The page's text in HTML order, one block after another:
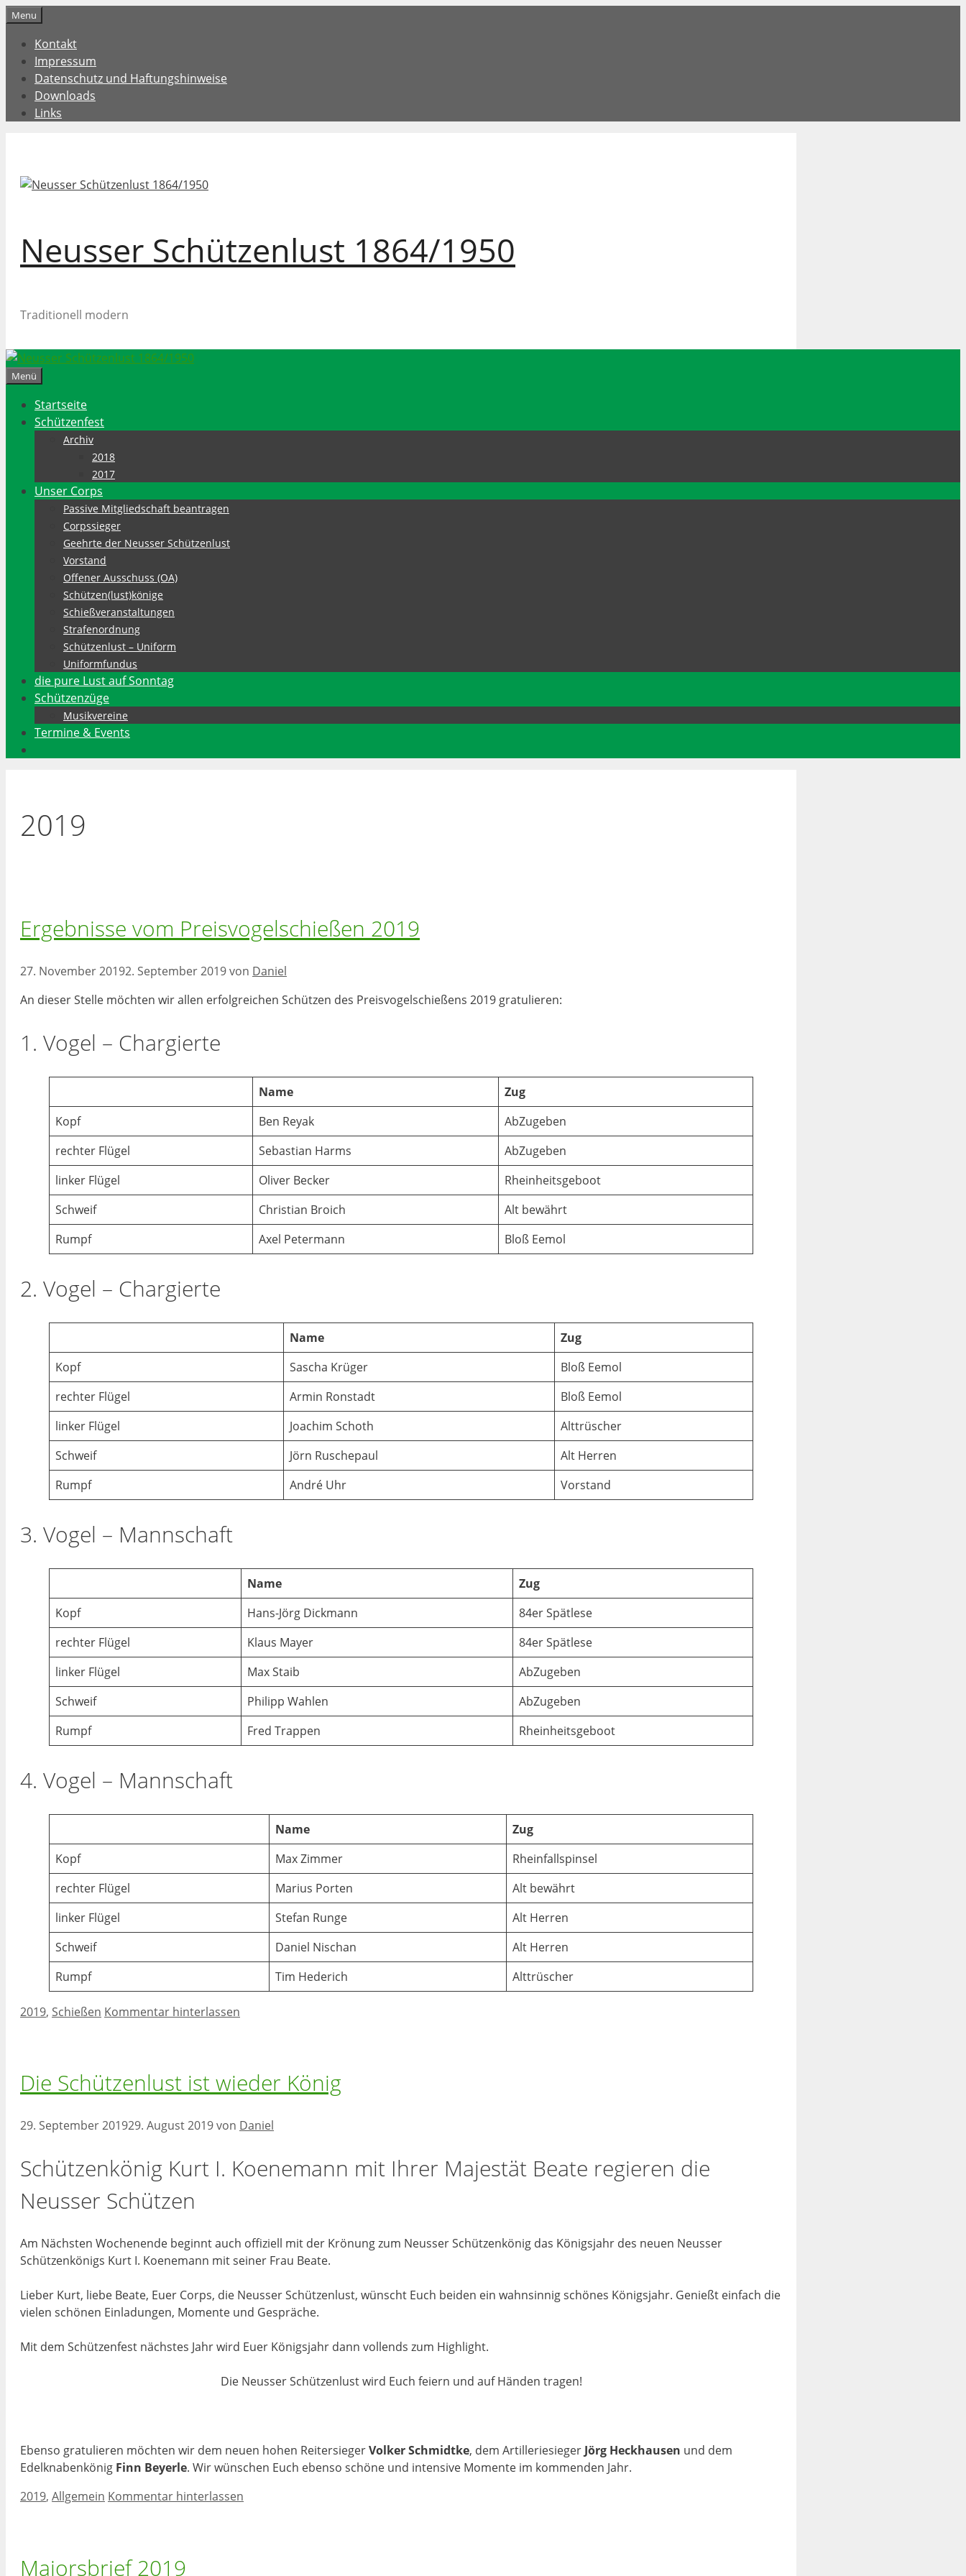
Zum
springen
Menu
Kontakt
Impressum
Datenschutz und Haftungshinweise
Downloads
Links
Neusser Schützenlust 1864/1950
Traditionell modern
Menü
Startseite
Schützenfest
Archiv
2018
2017
Unser Corps
Passive Mitgliedschaft beantragen
Corpssieger
Geehrte der Neusser Schützenlust
Vorstand
Offener Ausschuss (OA)
Schützen(lust)könige
Schießveranstaltungen
Strafenordnung
Schützenlust – Uniform
Uniformfundus
die pure Lust auf Sonntag
Schützenzüge
Musikvereine
Termine & Events
2019
Ergebnisse vom Preisvogelschießen 2019
27. November 20192. September 2019von Daniel
An dieser Stelle möchten wir allen erfolgreichen Schützen des Preisvogelschießens 2019 gratulieren:
1. Vogel – Chargierte
Name
Zug
Kopf
Ben Reyak
AbZugeben
rechter Flügel
Sebastian Harms
AbZugeben
linker Flügel
Oliver Becker
Rheinheitsgeboot
Schweif
Christian Broich
Alt bewährt
Rumpf
Axel Petermann Bloß Eemol
2. Vogel – Chargierte
Name
Zug
Kopf
Sascha Krüger
Bloß Eemol
rechter Flügel
Armin Ronstadt
Bloß Eemol
linker Flügel
Joachim Schoth
Alttrüscher
Schweif
Jörn Ruschepaul
Alt Herren
Rumpf
André Uhr Vorstand
3. Vogel – Mannschaft
Name
Zug
Kopf
Hans-Jörg Dickmann
84er Spätlese
rechter Flügel
Klaus Mayer
84er Spätlese
linker Flügel
Max Staib
AbZugeben
Schweif
Philipp Wahlen
AbZugeben
Rumpf
Fred Trappen Rheinheitsgeboot
4. Vogel – Mannschaft
Name
Zug
Kopf
Max Zimmer
Rheinfallspinsel
rechter Flügel
Marius Porten
Alt bewährt
linker Flügel
Stefan Runge
Alt Herren
Schweif
Daniel Nischan
Alt Herren
Rumpf
Tim Hederich Alttrüscher
Kategorien
2019, Schießen Kommentar hinterlassen
Die Schützenlust ist wieder König
29. September 201929. August 2019von Daniel
Schützenkönig Kurt I. Koenemann mit Ihrer Majestät Beate regieren die
Neusser Schützen
Am Nächsten Wochenende beginnt auch offiziell mit der Krönung zum Neusser Schützenkönig das Königsjahr des neuen Neusser
Schützenkönigs Kurt I. Koenemann mit seiner Frau Beate.
Lieber Kurt, liebe Beate, Euer Corps, die Neusser Schützenlust, wünscht Euch beiden ein wahnsinnig schönes Königsjahr. Genießt einfach die
vielen schönen Einladungen, Momente und Gespräche.
Mit dem Schützenfest nächstes Jahr wird Euer Königsjahr dann vollends zum Highlight.
Die Neusser Schützenlust wird Euch feiern und auf Händen tragen!
Ebenso gratulieren möchten wir dem neuen hohen ReitersiegerVolker Schmidtke, dem Artilleriesieger Jörg Heckhausen und dem
Edelknabenkönig Finn Beyerle. Wir wünschen Euch ebenso schöne und intensive Momente im kommenden Jahr.
Kategorien
2019, Allgemein Kommentar hinterlassen
Majorsbrief 2019